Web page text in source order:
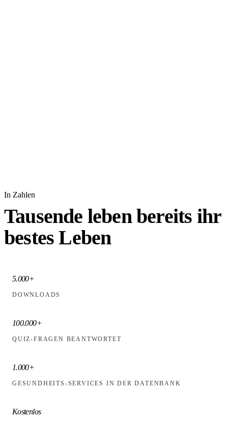
In Zahlen
Tausende leben bereits ihr
bestesLeben
5.000+
DOWNLOADS
100.000+
QUIZ-FRAGEN BEANTWORTET
1.000+
GESUNDHEITS-SERVICES IN DER DATENBANK
Kostenlos